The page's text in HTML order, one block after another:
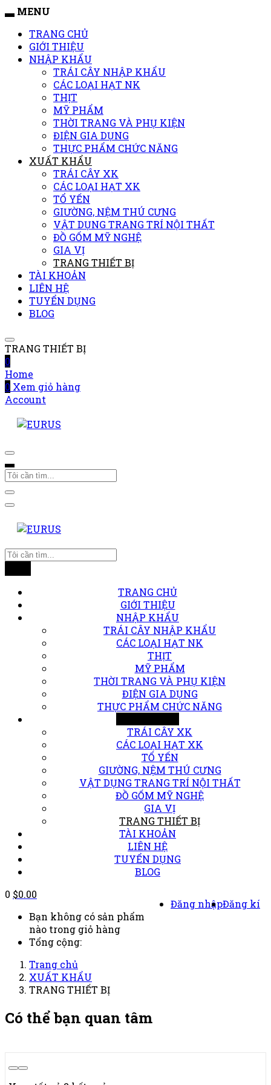
MENU
TRANG CHỦ
GIỚI THIỆU
NHẬP KHẨU
TRÁI CÂY NHẬP KHẨU
CÁC LOẠI HẠT NK
THỊT
MỸ PHẨM
THỜI TRANG VÀ PHỤ KIỆN
ĐIỆN GIA DỤNG
THỰC PHẨM CHỨC NĂNG
XUẤT KHẨU
TRÁI CÂY XK
CÁC LOẠI HẠT XK
TỔ YẾN
GIƯỜNG, NỆM THÚ CƯNG
VẬT DỤNG TRANG TRÍ NỘI THẤT
ĐỒ GỐM MỸ NGHỆ
GIA VỊ
TRANG THIẾT BỊ
TÀI KHOẢN
LIÊN HỆ
TUYỂN DỤNG
BLOG
TRANG THIẾT BỊ
0
Home
0 Xem giỏ hàng
Account
TRANG CHỦ
GIỚI THIỆU
NHẬP KHẨU
TRÁI CÂY NHẬP KHẨU
CÁC LOẠI HẠT NK
THỊT
MỸ PHẨM
THỜI TRANG VÀ PHỤ KIỆN
ĐIỆN GIA DỤNG
THỰC PHẨM CHỨC NĂNG
TRÁI CÂY XK
CÁC LOẠI HẠT XK
TỔ YẾN
GIƯỜNG, NỆM THÚ CƯNG
VẬT DỤNG TRANG TRÍ NỘI THẤT
ĐỒ GỐM MỸ NGHỆ
GIA VỊ
TRANG THIẾT BỊ
TÀI KHOẢN
LIÊN HỆ
TUYỂN DỤNG
BLOG
Đăng nhậpĐăng kí
0 $0.00
Bạn không có sản phẩm
nào trong giỏ hàng
Tổng cộng:
Trang chủ
XUẤT KHẨU
TRANG THIẾT BỊ
Có thể bạn quan tâm